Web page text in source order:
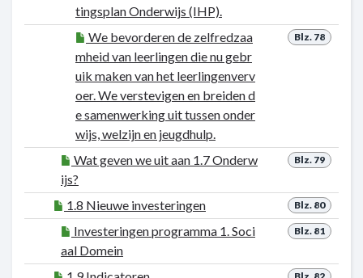
tingsplan Onderwijs (IHP).
Blz. 78
We bevorderen de zelfredzaa
mheid van leerlingen die nu gebr
uik maken van het leerlingenverv
oer. We verstevigen en breiden d
e samenwerking uit tussen onder
wijs, welzijn en jeugdhulp.
Blz. 79
Wat geven we uit aan 1.7 Onderw
ijs?
Blz. 80
1.8 Nieuwe investeringen
Blz. 81
Investeringen programma 1. Soci
aal Domein